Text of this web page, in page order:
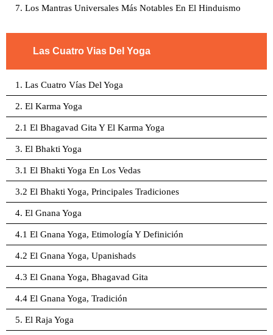
7. Los Mantras Universales Más Notables En El Hinduismo
Las Cuatro Vias Del Yoga
1. Las Cuatro Vías Del Yoga
2. El Karma Yoga
2.1 El Bhagavad Gita Y El Karma Yoga
3. El Bhakti Yoga
3.1 El Bhakti Yoga En Los Vedas
3.2 El Bhakti Yoga, Principales Tradiciones
4. El Gnana Yoga
4.1 El Gnana Yoga, Etimología Y Definición
4.2 El Gnana Yoga, Upanishads
4.3 El Gnana Yoga, Bhagavad Gita
4.4 El Gnana Yoga, Tradición
5. El Raja Yoga